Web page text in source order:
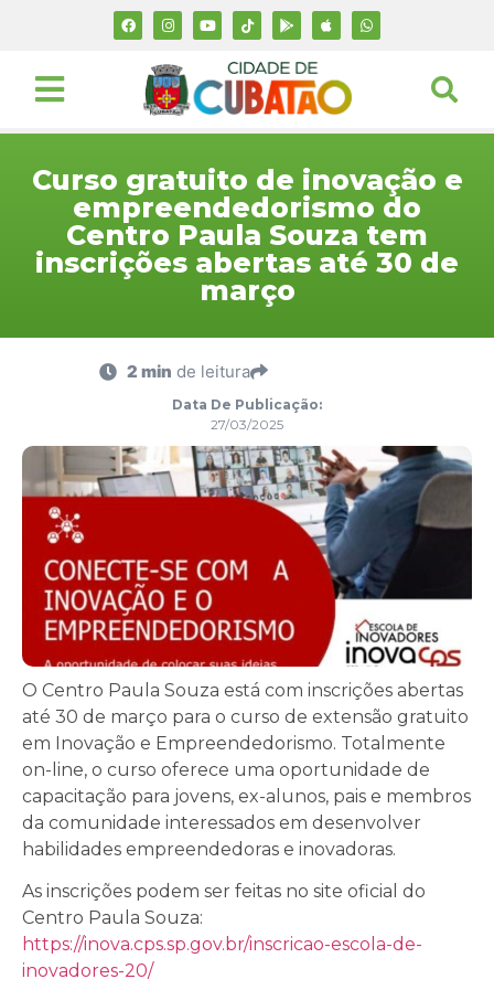
Curso gratuito de inovação e
empreendedorismo do
Centro Paula Souza tem
inscrições abertas até 30 de
março
2 min de leitura
Data De Publicação:
27/03/2025
O Centro Paula Souza está com inscrições abertas
até 30 de março para o curso de extensão gratuito
em Inovação e Empreendedorismo. Totalmente
on-line, o curso oferece uma oportunidade de
capacitação para jovens, ex-alunos, pais e membros
da comunidade interessados em desenvolver
habilidades empreendedoras e inovadoras.
As inscrições podem ser feitas no site oficial do
Centro Paula Souza:
https://inova.cps.sp.gov.br/inscricao-escola-de-
inovadores-20/